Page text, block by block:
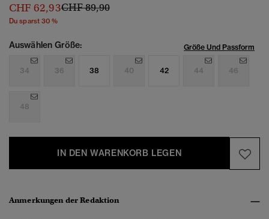
CHF 62,93Preis wurde reduziert von
CHF 89,90bis
Du sparst 30 %
Auswählen Größe: Größe Und Passform
34 36 38 40 42 44 46
48
IN DEN WARENKORB LEGEN
Anmerkungen der Redaktion